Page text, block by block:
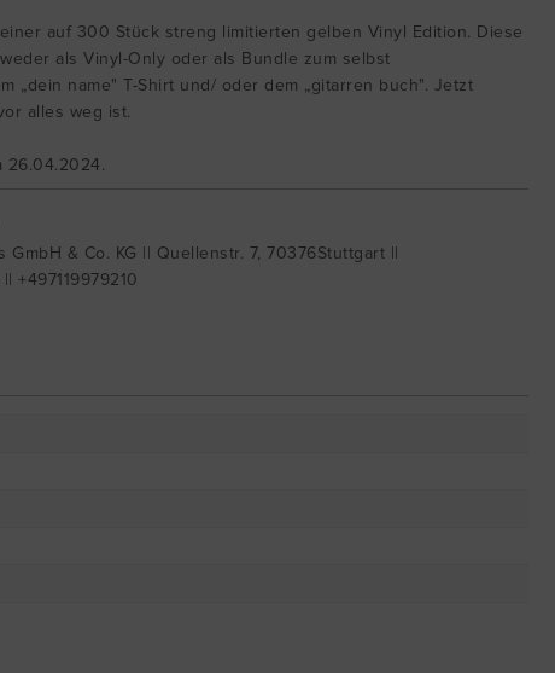
auf 300 Stück streng limitierten gelben Vinyl Edition. Diese
als Vinyl-Only oder als Bundle zum selbst
„dein name" T-Shirt und/ oder dem „gitarren buch". Jetzt
alles weg ist.
26.04.2024.
& Co. KG || Quellenstr. 7, 70376Stuttgart ||
+497119979210